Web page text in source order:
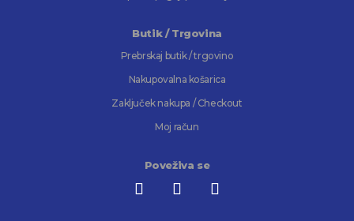
Butik / Trgovina
Prebrskaj butik / trgovino
Nakupovalna košarica
Zaključek nakupa / Checkout
Moj račun
Poveživa se